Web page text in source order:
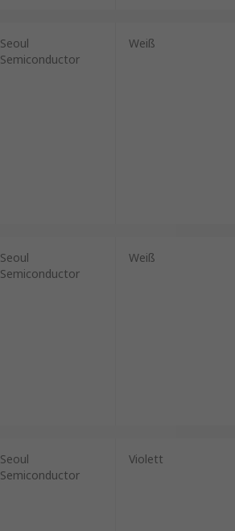
Seoul
Semiconductor
Weiß
Seoul
Semiconductor
Weiß
Seoul
Semiconductor
Violett